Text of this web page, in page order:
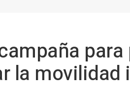
para
la movilidad